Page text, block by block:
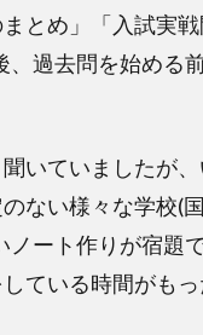
とめ」「入試実
過去問を始める
いていましたが
ない様々な学校(
ート作りが宿題で
ている時間がも